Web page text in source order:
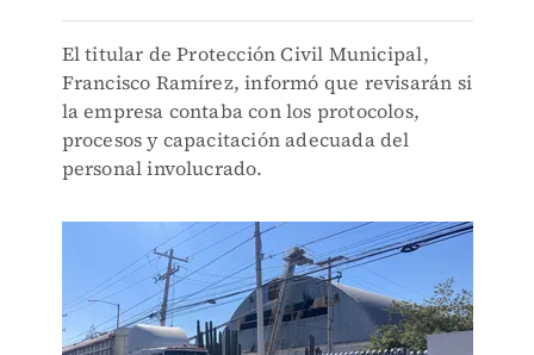
El titular de Protección Civil Municipal,
Francisco Ramírez, informó que revisarán si
la empresa contaba con los protocolos,
procesos y capacitación adecuada del
personal involucrado.